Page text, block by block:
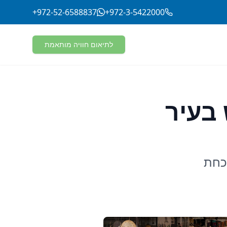
+972-3-5422000
+972-52-6588837
לתיאום חוויה מותאמת
בעיר